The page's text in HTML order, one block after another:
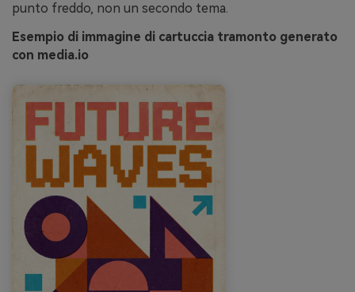
punto freddo, non un secondo tema.
Esempio di immagine di cartuccia tramonto generato
con media.io